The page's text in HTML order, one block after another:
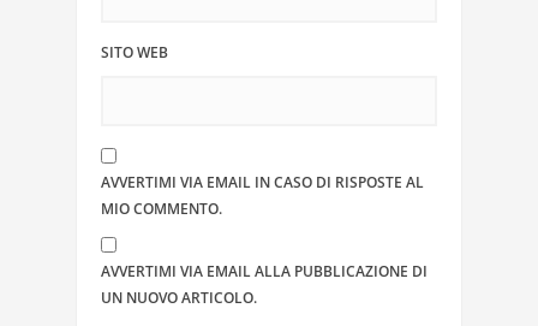
SITO WEB
AVVERTIMI VIA EMAIL IN CASO DI RISPOSTE AL
MIO COMMENTO.
AVVERTIMI VIA EMAIL ALLA PUBBLICAZIONE DI
UN NUOVO ARTICOLO.